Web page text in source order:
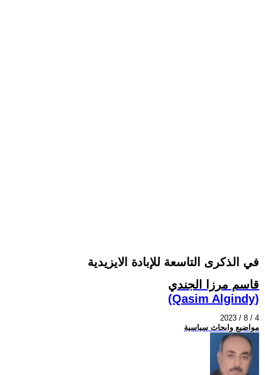
في الذكرى التاسعة للإبادة الايزيدية
قاسم مرزا الجندي
(Qasim Algindy)
2023 / 8 / 4
مواضيع وابحاث سياسية